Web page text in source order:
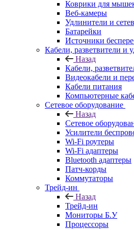
Коврики для
Веб-камеры
Удлинители и
Батарейки
Источники
Кабели, разветвители и
Назад
Кабели,
Видеокабели и
Кабели питания
Компьютерные
Сетевое оборудование
Назад
Сетевое
Усилители
Wi-Fi роутеры
Wi-Fi адаптеры
Bluetooth адаптеры
Патч-корды
Коммутаторы
Трейд-ин
Назад
Трейд-ин
Мониторы Б.У
Процессоры